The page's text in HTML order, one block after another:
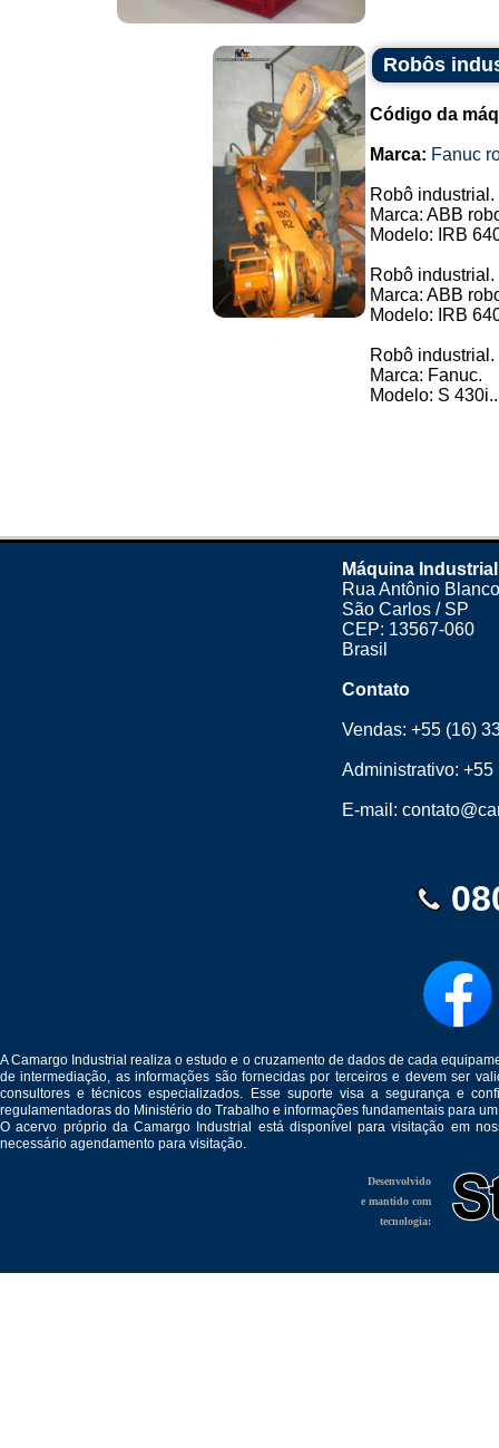
Robôs
Código da
Marca: Fanuc
Robô industrial.
Marca: ABB
Modelo: IRB
Robô industrial.
Marca: ABB
Modelo: IRB
Robô industrial.
Marca: Fanuc.
Modelo: S
Máquina Industrial
Rua Antônio
São Carlos / SP
CEP: 13567-060
Brasil
Contato
Vendas:+55 (16)
Administrativo:+55
E-mail:
A Camargo Industrial realiza o estudo e o cruzamento de dados de cada
de intermediação, as informações são fornecidas por terceiros e devem ser
consultores e técnicos especializados. Esse suporte visa a segurança e
regulamentadoras do Ministério do Trabalho e informações fundamentais para
O acervo próprio da Camargo Industrial está disponível para visitação em
necessário agendamento para visitação.
Desenvolvido
e mantido com
tecnologia: